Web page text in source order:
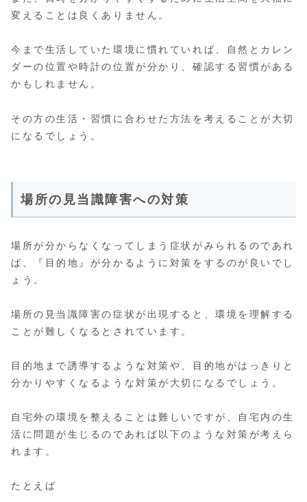
変えることは良くありません。
今まで生活していた環境に慣れていれば、自然とカレン
ダーの位置や時計の位置が分かり、確認する習慣がある
かもしれません。
その方の生活・習慣に合わせた方法を考えることが大切
になるでしょう。
場所の見当識障害への対策
場所が分からなくなってしまう症状がみられるのであれ
ば、『目的地』が分かるように対策をするのが良いでし
ょう。
場所の見当識障害の症状が出現すると、環境を理解する
ことが難しくなるとされています。
目的地まで誘導するような対策や、目的地がはっきりと
分かりやすくなるような対策が大切になるでしょう。
自宅外の環境を整えることは難しいですが、自宅内の生
活に問題が生じるのであれば以下のような対策が考えら
れます。
たとえば